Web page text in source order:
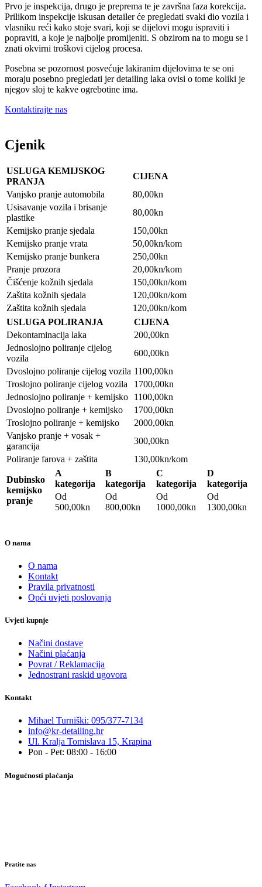
Prvo je inspekcija, drugo je preprema te je završna faza korekcija.
Prilikom inspekcije iskusan detailer će pregledati svaki dio vozila i
vlasniku reći kako stoje svari, koji se dijelovi mogu ispraviti i
popraviti, a koje je najbolje promijeniti. S obzirom na to mogu se i
znati okvirni troškovi cijelog procesa.
Posebna se pozornost posvećuje lakiranim dijelovima te se oni
moraju posebno pregledati jer detailing laka ovisi o tome koliki je
njegov sloj te kakve ogrebotine ima.
Kontaktirajte nas
Cjenik
USLUGA KEMIJSKOG
PRANJA
CIJENA
Vanjsko pranje automobila
80,00kn
Usisavanje vozila i brisanje
plastike
80,00kn
Kemijsko pranje sjedala
150,00kn
Kemijsko pranje vrata
50,00kn/kom
Kemijsko pranje bunkera
250,00kn
Pranje prozora
20,00kn/kom
Čišćenje kožnih sjedala
150,00kn/kom
Zaštita kožnih sjedala
120,00kn/kom
Zaštita kožnih sjedala
120,00kn/kom
USLUGA POLIRANJA
CIJENA
Dekontaminacija laka
200,00kn
Jednoslojno poliranje cijelog
vozila
600,00kn
Dvoslojno poliranje cijelog vozila 1100,00kn
Troslojno poliranje cijelog vozila
1700,00kn
Jednoslojno poliranje + kemijsko
1100,00kn
Dvoslojno poliranje + kemijsko
1700,00kn
Troslojno poliranje + kemijsko
2000,00kn
Vanjsko pranje + vosak +
garancija
300,00kn
Poliranje farova + zaštita
130,00kn/kom
Dubinsko
kemijsko
pranje
A
kategorija
B
kategorija
C
kategorija
D
kategorija
Od
500,00kn
Od
800,00kn
Od
1000,00kn
Od
1300,00kn
O nama
O nama
Kontakt
Pravila privatnosti
Opći uvjeti poslovanja
Uvjeti kupnje
Načini dostave
Načini plaćanja
Povrat / Reklamacija
Jednostrani raskid ugovora
Kontakt
Mihael Turniški: 095/377-7134
info@kr-detailing.hr
Ul. Kralja Tomislava 15, Krapina
Pon - Pet: 08:00 - 16:00
Mogućnosti plaćanja
Pratite nas